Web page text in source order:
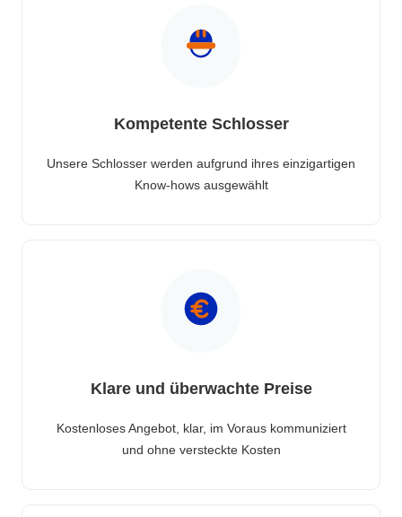
Kompetente Schlosser
Unsere Schlosser werden aufgrund ihres einzigartigen
Know-hows ausgewählt
Klare und überwachte Preise
Kostenloses Angebot, klar, im Voraus kommuniziert
und ohne versteckte Kosten